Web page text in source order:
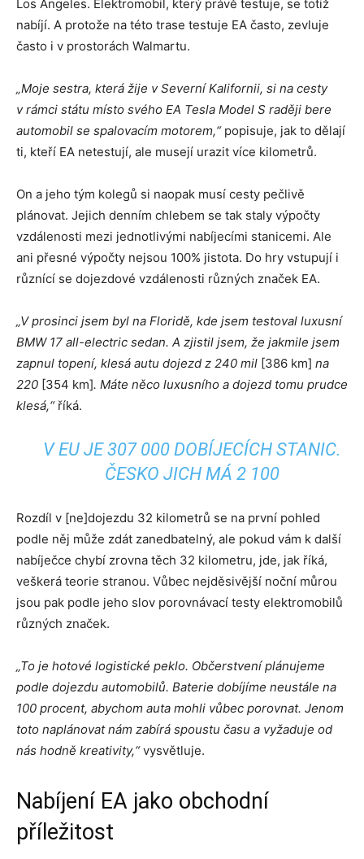
Los Angeles. Elektromobil, který právě testuje, se totiž
nabíjí. A protože na této trase testuje EA často, zevluje
často i v prostorách Walmartu.
„Moje sestra, která žije v Severní Kalifornii, si na cesty
v rámci státu místo svého EA Tesla Model S raději bere
automobil se spalovacím motorem,“popisuje, jak to dělají
ti, kteří EA netestují, ale musejí urazit více kilometrů.
On a jeho tým kolegů si naopak musí cesty pečlivě
plánovat. Jejich denním chlebem se tak staly výpočty
vzdálenosti mezi jednotlivými nabíjecími stanicemi. Ale
ani přesné výpočty nejsou 100% jistota. Do hry vstupují i
různící se dojezdové vzdálenosti různých značek EA.
„V prosinci jsem byl na Floridě, kde jsem testoval luxusní
BMW 17 all-electric sedan. A zjistil jsem, že jakmile jsem
zapnul topení, klesá autu dojezd z 240 mil [386 km] na
220 [354 km]. Máte něco luxusního a dojezd tomu prudce
klesá,“říká.
V EU JE 307 000 DOBÍJECÍCH STANIC.
ČESKO JICH MÁ 2 100
Rozdíl v [ne]dojezdu 32 kilometrů se na první pohled
podle něj může zdát zanedbatelný, ale pokud vám k další
nabíječce chybí zrovna těch 32 kilometru, jde, jak říká,
veškerá teorie stranou. Vůbec nejděsivější noční můrou
jsou pak podle jeho slov porovnávací testy elektromobilů
různých značek.
„To je hotové logistické peklo. Občerstvení plánujeme
podle dojezdu automobilů. Baterie dobíjíme neustále na
100 procent, abychom auta mohli vůbec porovnat. Jenom
toto naplánovat nám zabírá spoustu času a vyžaduje od
nás hodně kreativity,“vysvětluje.
Nabíjení EA jako obchodní
příležitost